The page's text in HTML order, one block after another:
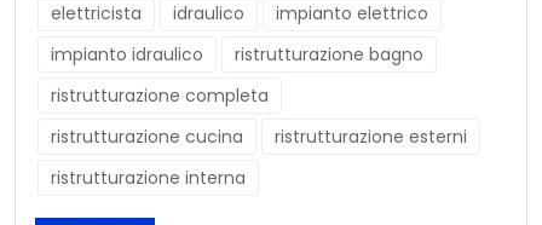
elettricista idraulico
impianto elettrico
impianto idraulico
ristrutturazione bagno
ristrutturazione completa
ristrutturazione cucina
ristrutturazione esterni
ristrutturazione interna